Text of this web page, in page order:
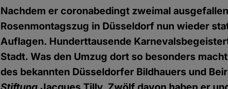
Nachdem er coronabedingt zweimal
Rosenmontagszug in Düsseldorf nun wieder
Auflagen. Hunderttausende
Stadt. Was den Umzug dort so besonders
des bekannten Düsseldorfer Bildhauers und